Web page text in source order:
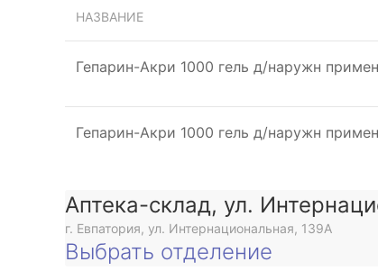
НАЗВАНИЕ
Гепарин-Акри 1000 гель д/наружн
Гепарин-Акри 1000 гель д/наружн
Аптека-склад, ул.
г. Евпатория, ул. Интернациональная, 139А
Выбрать отделение